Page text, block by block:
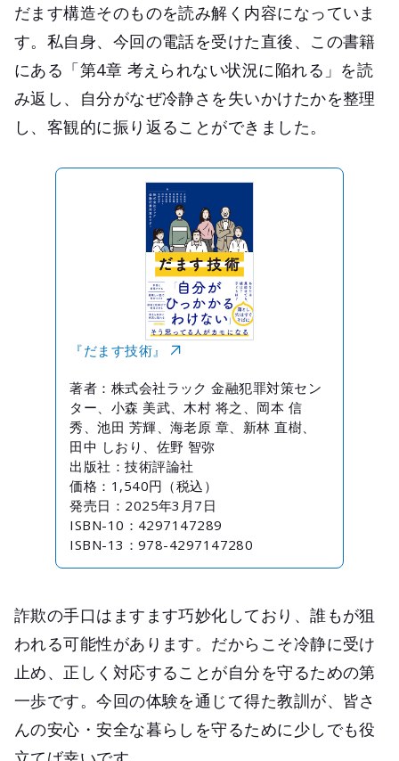
だます構造そのものを読み解く内容になっていま
す。私自身、今回の電話を受けた直後、この書籍
にある「第4章 考えられない状況に陥れる」を読
み返し、自分がなぜ冷静さを失いかけたかを整理
し、客観的に振り返ることができました。
『だます技術』
著者：株式会社ラック 金融犯罪対策セン
ター、小森 美武、木村 将之、岡本 信
秀、池田 芳輝、海老原 章、新林 直樹、
田中 しおり、佐野 智弥
出版社：技術評論社
価格：1,540円（税込）
発売日：2025年3月7日
ISBN-10：4297147289
ISBN-13：978-4297147280
詐欺の手口はますます巧妙化しており、誰もが狙
われる可能性があります。だからこそ冷静に受け
止め、正しく対応することが自分を守るための第
一歩です。今回の体験を通じて得た教訓が、皆さ
んの安心・安全な暮らしを守るために少しでも役